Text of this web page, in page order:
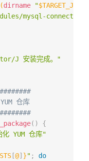
dirname "$TARGET_JAR
mysql-connector-
J 安装完成。"
仓库
( )
{
化 YUM 仓库"
[@] }" ;
do